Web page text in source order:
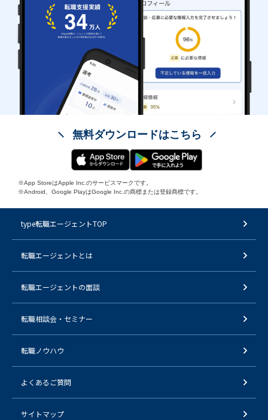
無料ダウンロードはこちら
※App StoreはApple Inc.のサービスマークです。
※Android、Google PlayはGoogle Inc.の商標または登録商標です。
type転職エージェントTOP
転職エージェントとは
転職エージェントの面談
転職相談会・セミナー
転職ノウハウ
よくあるご質問
サイトマップ